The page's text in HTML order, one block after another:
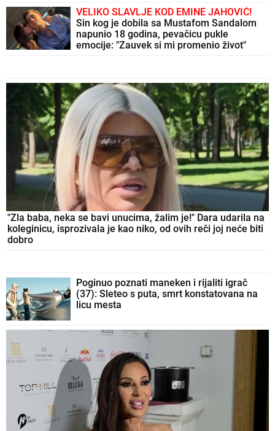
VELIKO SLAVLJE KOD EMINE JAHOVIĆ!
Sin kog je dobila sa Mustafom Sandalom
napunio 18 godina, pevačicu pukle
emocije: "Zauvek si mi promenio život"
"Zla baba, neka se bavi unucima, žalim je!" Dara udarila na
koleginicu, isprozivala je kao niko, od ovih reči joj neće biti
dobro
Poginuo poznati maneken i rijaliti igrač
(37): Sleteo s puta, smrt konstatovana na
licu mesta